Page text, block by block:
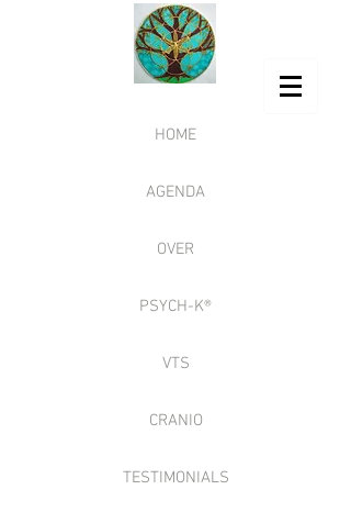
HOME
AGENDA
OVER
PSYCH-K®
VTS
CRANIO
TESTIMONIALS